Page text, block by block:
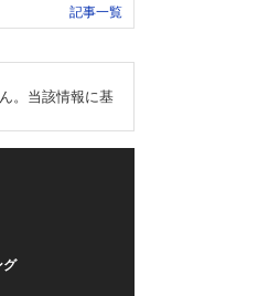
記事一覧
。当該情報に基
グ